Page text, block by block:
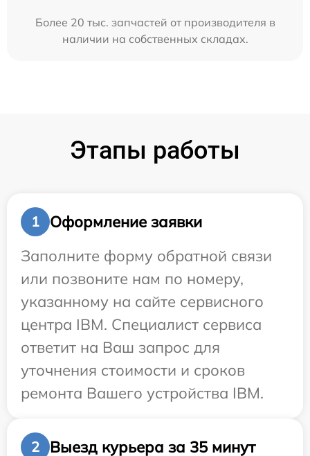
Более 20 тыс. запчастей от производителя в
наличии на собственных складах.
Этапы работы
1
Оформление заявки
Заполните форму обратной связи
или позвоните нам по номеру,
указанному на сайте сервисного
центра IBM. Специалист сервиса
ответит на Ваш запрос для
уточнения стоимости и сроков
ремонта Вашего устройства IBM.
2 Выезд курьера за 35 минут